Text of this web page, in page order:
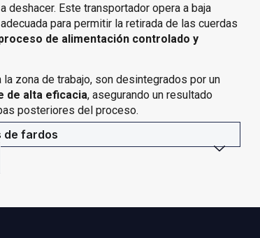
Este transportador opera a baja
para permitir la retirada de las cuerdas
de alimentación controlado y
zona de trabajo, son desintegrados por un
de alta eficacia, asegurando un resultado
posteriores del proceso.
de fardos